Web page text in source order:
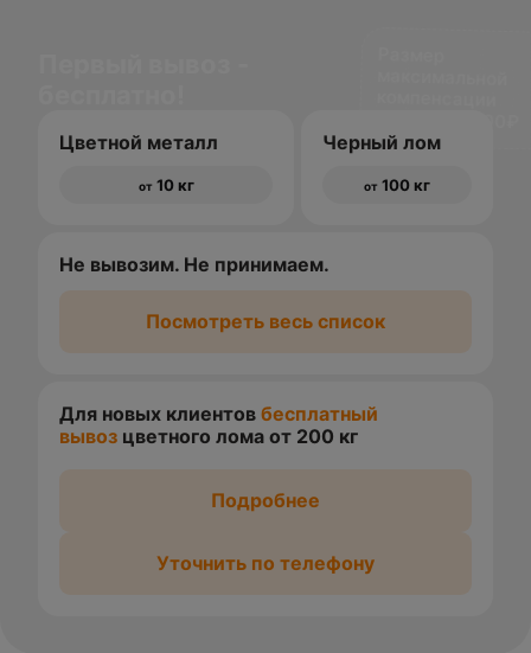
Цветной металл
от 10 кг
Черный лом
от 100 кг
Не вывозим. Не принимаем.
Посмотреть весь список
Для новых клиентов бесплатный
вывоз цветного лома от 200 кг
Подробнее
Уточнить по телефону